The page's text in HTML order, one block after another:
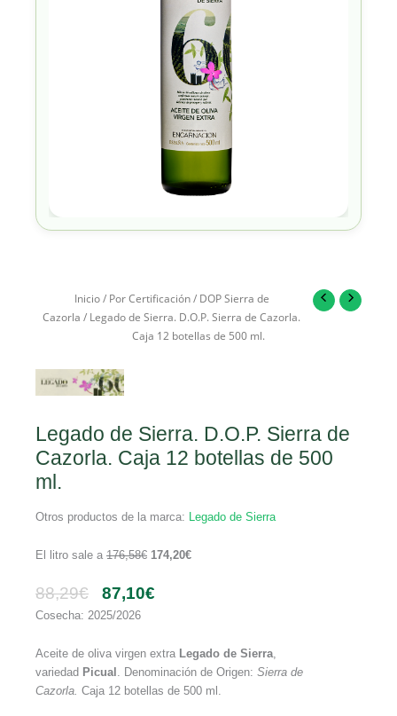
Inicio/ Por Certificación/ DOP Sierra de
Cazorla / Legado de Sierra. D.O.P. Sierra de Cazorla.
Caja 12 botellas de 500 ml.
Legado de Sierra. D.O.P. Sierra de
Cazorla. Caja 12 botellas de 500
ml.
Otros productos de la marca: Legado de Sierra
El litro sale a 176,58€ 174,20€
88,29€ 87,10€
Cosecha: 2025/2026
Aceite de oliva virgen extra Legado de Sierra,
variedad Picual . Denominación de Origen: Sierra de
Cazorla. Caja 12 botellas de 500 ml.